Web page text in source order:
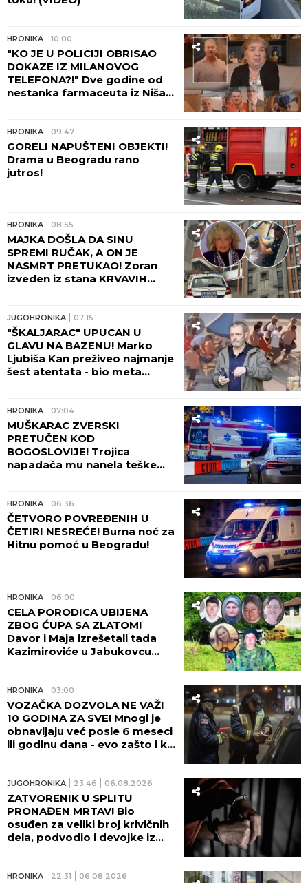
HRONIKA 10:00
"KO JE U POLICIJI OBRISAO
DOKAZE IZ MILANOVOG
TELEFONA?!" Dve godine od
nestanka farmaceuta iz Niša,
HRONIKA 09:47
GORELI NAPUŠTENI OBJEKTI!
Drama u Beogradu rano
jutros!
HRONIKA 08:55
MAJKA DOŠLA DA SINU
SPREMI RUČAK, A ON JE
NASMRT PRETUKAO! Zoran
izveden iz stana KRVAVIH
"Zapomagala je na sav glas!"
(FOTO, VIDEO)
JUGOHRONIKA 07:15
"ŠKALJARAC" UPUCAN U
GLAVU NA BAZENU! Marko
Ljubiša Kan preživeo najmanje
šest atentata - bio meta
tinejdžer!
HRONIKA 07:04
MUŠKARAC ZVERSKI
PRETUČEN KOD
BOGOSLOVIJE! Trojica
napadača mu nanela teške
HRONIKA 06:36
ČETVORO POVREĐENIH U
ČETIRI NESREĆE! Burna noć za
Hitnu pomoć u Beogradu!
HRONIKA 06:00
CELA PORODICA UBIJENA
ZBOG ĆUPA SA ZLATOM!
Davor i Maja izrešetali tada
Kazimiroviće u Jabukovcu
HRONIKA 03:00
VOZAČKA DOZVOLA NE VAŽI
10 GODINA ZA SVE! Mnogi je
obnavljaju već posle 6 meseci
ili godinu dana - evo zašto i ko
JUGOHRONIKA 23:46 06.08.2026
ZATVORENIK U SPLITU
PRONAĐEN MRTAV! Bio
osuđen za veliki broj krivičnih
dela, podvodio i devojke iz
HRONIKA 22:31 06.08.2026